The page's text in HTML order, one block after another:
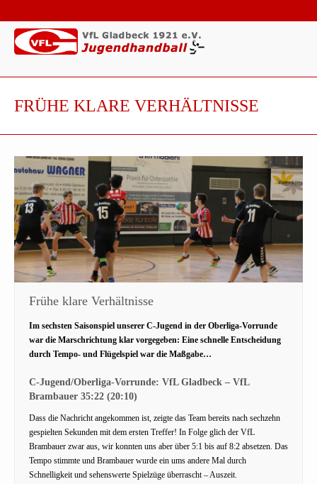
FRÜHE KLARE VERHÄLTNISSE
Frühe klare Verhältnisse
Im sechsten Saisonspiel unserer C-Jugend in der Oberliga-Vorrunde
war die Marschrichtung klar vorgegeben: Eine schnelle Entscheidung
durch Tempo- und Flügelspiel war die Maßgabe…
C-Jugend/Oberliga-Vorrunde: VfL Gladbeck – VfL
Brambauer 35:22 (20:10)
Dass die Nachricht angekommen ist, zeigte das Team bereits nach sechzehn
gespielten Sekunden mit dem ersten Treffer! In Folge glich der VfL
Brambauer zwar aus, wir konnten uns aber über 5:1 bis auf 8:2 absetzen. Das
Tempo stimmte und Brambauer wurde ein ums andere Mal durch
Schnelligkeit und sehenswerte Spielzüge überrascht – Auszeit.